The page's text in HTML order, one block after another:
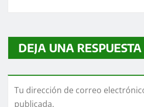
DEJA UNA RESPUESTA
Tu dirección de correo
publicada.